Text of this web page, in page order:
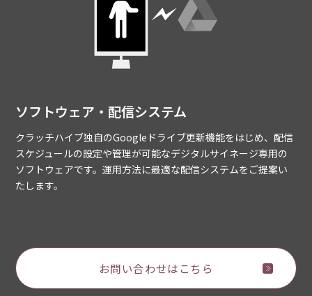
ソフトウェア・配信システム
クラッチハイブ独自のGoogleドライブ更新機能をはじめ、配信
スケジュールの設定や管理が可能なデジタルサイネージ専用の
ソフトウェアです。運用方法に最適な配信システムをご提案い
たします。
お問い合わせはこちら